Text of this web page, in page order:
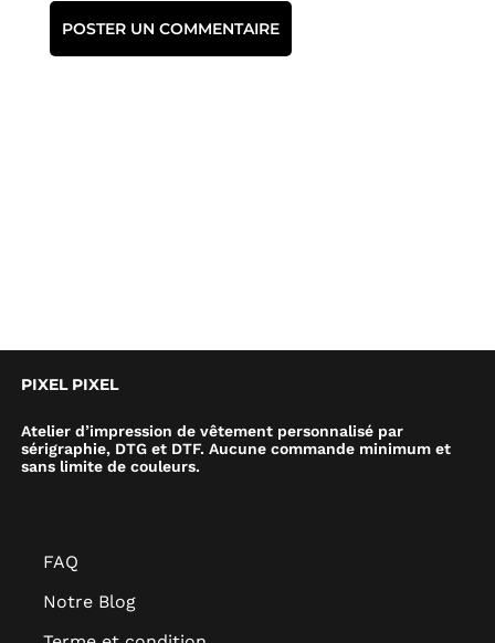
PIXEL PIXEL
Atelier d’impression de vêtement personnalisé par
sérigraphie, DTG et DTF. Aucune commande minimum et
sans limite de couleurs.
FAQ
Notre Blog